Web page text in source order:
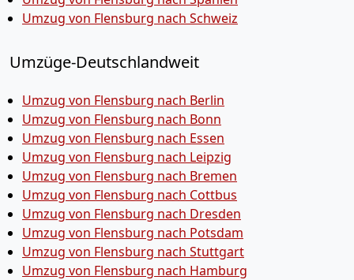
Umzug von Flensburg nach Schweiz
Umzüge-Deutschlandweit
Umzug von Flensburg nach Berlin
Umzug von Flensburg nach Bonn
Umzug von Flensburg nach Essen
Umzug von Flensburg nach Leipzig
Umzug von Flensburg nach Bremen
Umzug von Flensburg nach Cottbus
Umzug von Flensburg nach Dresden
Umzug von Flensburg nach Potsdam
Umzug von Flensburg nach Stuttgart
Umzug von Flensburg nach Hamburg